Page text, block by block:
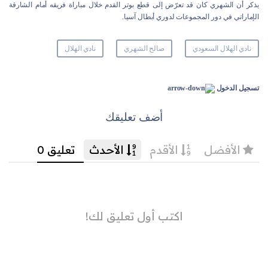
يذكر أن الشهري كان قد تعرّض إلى قطع بوتر القدم خلال مباراة فريقه أمام الشارقة
الإماراتي في دور المجموعات لدوري أبطال آسيا.
نادي الهلال السعودي صالح الشهري نادي الهلال
تسجيل الدخول
أضف تعليقك